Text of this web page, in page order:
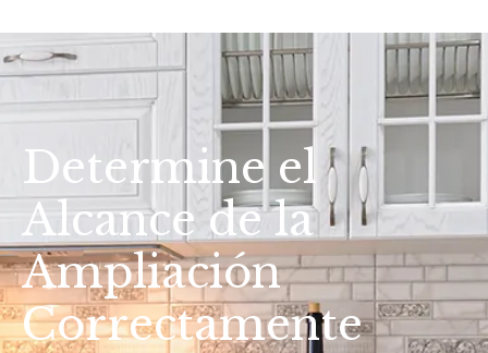
Determine el
Alcance de la
Ampliación
Correctamente